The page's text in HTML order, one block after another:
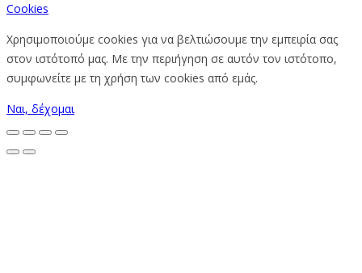
Cookies
Χρησιμοποιούμε cookies για να βελτιώσουμε την εμπειρία σας
στον ιστότοπό μας. Με την περιήγηση σε αυτόν τον ιστότοπο,
συμφωνείτε με τη χρήση των cookies από εμάς.
Ναι, δέχομαι